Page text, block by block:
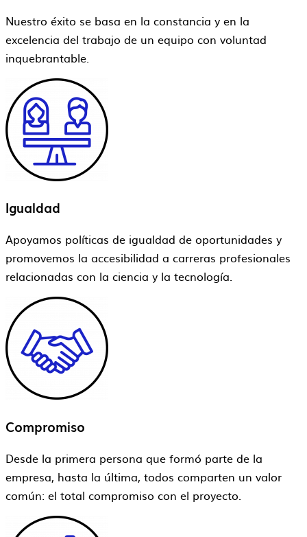
Nuestro éxito se basa en la constancia y en la
excelencia del trabajo de un equipo con voluntad
inquebrantable.
Igualdad
Apoyamos políticas de igualdad de oportunidades y
promovemos la accesibilidad a carreras profesionales
relacionadas con la ciencia y la tecnología.
Compromiso
Desde la primera persona que formó parte de la
empresa, hasta la última, todos comparten un valor
común: el total compromiso con el proyecto.